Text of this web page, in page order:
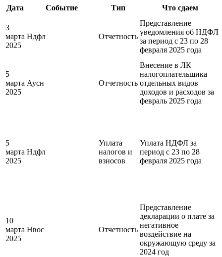
Дата Событие Тип Что сдаем
3
марта
2025
Ндфл Отчетность
Представление
уведомления об НДФЛ
за период с 23 по 28
февраля 2025 года
5
марта
2025
Аусн Отчетность
Внесение в ЛК
налогоплательщика
отдельных видов
доходов и расходов за
февраль 2025 года
5
марта
2025
Ндфл
Уплата
налогов и
взносов
Уплата НДФЛ за
период с 23 по 28
февраля 2025 года
10
марта
2025
Нвос Отчетность
Представление
декларации о плате за
негативное
воздействие на
окружающую среду за
2024 год